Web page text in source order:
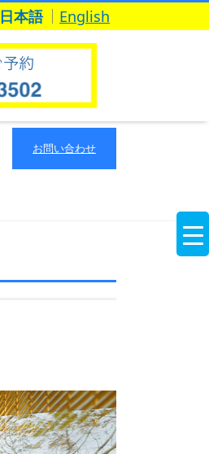
日本語 English
お問い合わせ